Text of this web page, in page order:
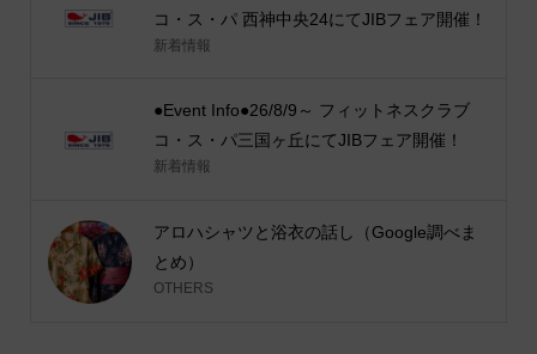
コ・ス・パ 西神中央24にてJIBフェア開催！
新着情報
●Event Info●26/8/9～ フィットネスクラブ
コ・ス・パ三国ヶ丘にてJIBフェア開催！
新着情報
アロハシャツと浴衣の話し（Google調べま
とめ）
OTHERS